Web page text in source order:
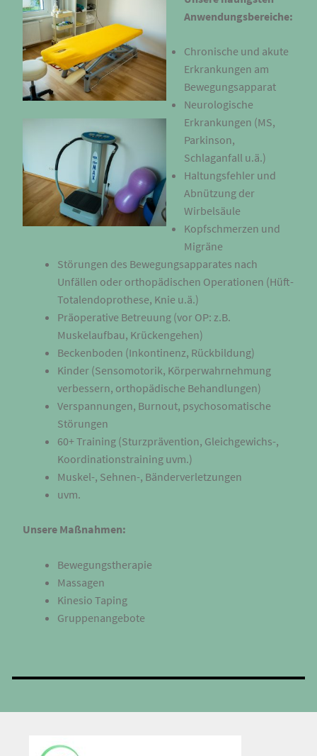
Anwendungsbereiche:
Chronische und akute
Erkrankungen am
Bewegungsapparat
Neurologische
Erkrankungen (MS,
Parkinson,
Schlaganfall u.ä.)
Haltungsfehler und
Abnützung der
Wirbelsäule
Kopfschmerzen und
Migräne
Störungen des Bewegungsapparates nach
Unfällen oder orthopädischen Operationen (Hüft-
Totalendoprothese, Knie u.ä.)
Präoperative Betreuung (vor OP: z.B.
Muskelaufbau, Krückengehen)
Beckenboden (Inkontinenz, Rückbildung)
Kinder (Sensomotorik, Körperwahrnehmung
verbessern, orthopädische Behandlungen)
Verspannungen, Burnout, psychosomatische
Störungen
60+ Training (Sturzprävention, Gleichgewichs-,
Koordinationstraining uvm.)
Muskel-, Sehnen-, Bänderverletzungen
uvm.
Unsere Maßnahmen:
Bewegungstherapie
Massagen
Kinesio Taping
Gruppenangebote